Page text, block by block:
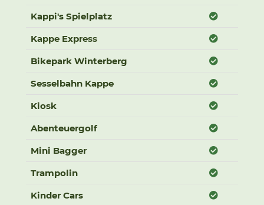
Kappi's Spielplatz
Kappe Express
Bikepark Winterberg
Sesselbahn Kappe
Kiosk
Abenteuergolf
Mini Bagger
Trampolin
Kinder Cars